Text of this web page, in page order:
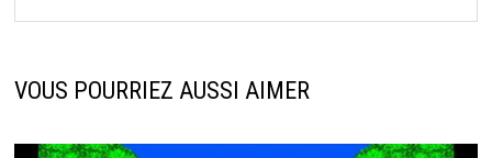
VOUS POURRIEZ AUSSI AIMER